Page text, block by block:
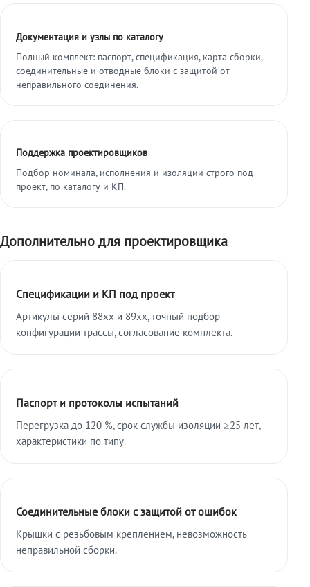
Документация и узлы по каталогу
Полный комплект: паспорт, спецификация, карта сборки,
соединительные и отводные блоки с защитой от
неправильного соединения.
Поддержка проектировщиков
Подбор номинала, исполнения и изоляции строго под
проект, по каталогу и КП.
Дополнительно для проектировщика
Спецификации и КП под проект
Артикулы серий 88xx и 89xx, точный подбор
конфигурации трассы, согласование комплекта.
Паспорт и протоколы испытаний
Перегрузка до 120 %, срок службы изоляции ≥25 лет,
характеристики по типу.
Соединительные блоки с защитой от ошибок
Крышки с резьбовым креплением, невозможность
неправильной сборки.